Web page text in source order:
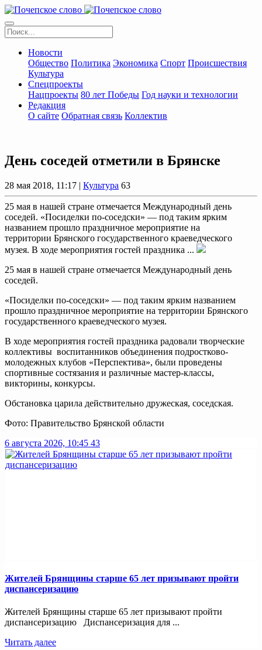
Новости
Общество Политика Экономика Спорт Происшествия
Культура
Спецпроекты
Нацпроекты 80 лет Победы Год науки и технологии
Редакция
О сайте Обратная связь Коллектив
День соседей отметили в Брянске
28 мая 2018, 11:17 | Культура 63
25 мая в нашей стране отмечается Международный день
соседей. «Посиделки по-соседски» — под таким ярким
названием прошло праздничное мероприятие на
территории Брянского государственного краеведческого
музея. В ходе мероприятия гостей праздника ...
25 мая в нашей стране отмечается Международный день
соседей.
«Посиделки по-соседски» — под таким ярким названием
прошло праздничное мероприятие на территории Брянского
государственного краеведческого музея.
В ходе мероприятия гостей праздника радовали творческие
коллективы воспитанников объединения подростково-
молодежных клубов «Перспектива», были проведены
спортивные состязания и различные мастер-классы,
викторины, конкурсы.
Обстановка царила действительно дружеская, соседская.
Фото: Правительство Брянской области
6 августа 2026, 10:45 43
Жителей Брянщины старше 65 лет призывают пройти
диспансеризацию
Жителей Брянщины старше 65 лет призывают пройти
диспансеризацию Диспансеризация для ...
Читать далее